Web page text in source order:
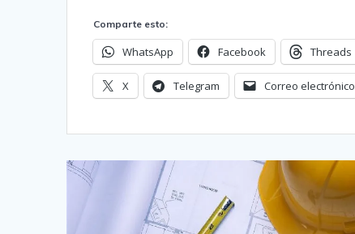
Comparte esto:
WhatsApp Facebook Threads
X Telegram Correo electrónico